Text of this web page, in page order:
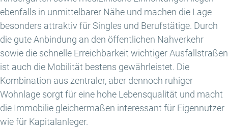
ebenfalls in unmittelbarer Nähe und machen die Lage
besonders attraktiv für Singles und Berufstätige. Durch
die gute Anbindung an den öffentlichen Nahverkehr
sowie die schnelle Erreichbarkeit wichtiger Ausfallstraßen
ist auch die Mobilität bestens gewährleistet. Die
Kombination aus zentraler, aber dennoch ruhiger
Wohnlage sorgt für eine hohe Lebensqualität und macht
die Immobilie gleichermaßen interessant für Eigennutzer
wie für Kapitalanleger.